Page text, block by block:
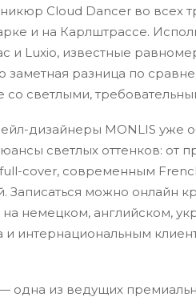
Cloud Dancer во всех
и на Карлштрассе.
и Luxio, известные
заметная разница по
со светлыми,
дизайнеры MONLIS уже
светлых оттенков: от
cover, современным
Записаться можно онлайн
на немецком, английском,
и интернациональным
одна из ведущих